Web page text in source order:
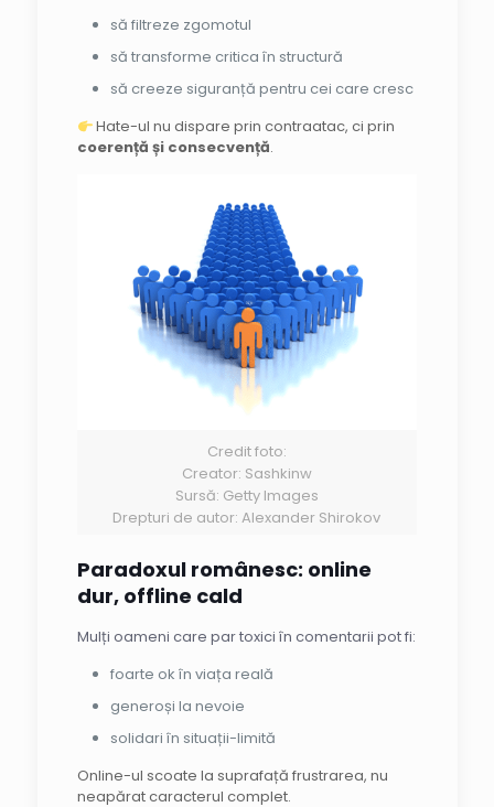
să filtreze zgomotul
să transforme critica în structură
să creeze siguranță pentru cei care cresc
Hate-ul nu dispare prin contraatac, ci prin
coerență și consecvență.
Credit foto:
Creator: Sashkinw
Sursă: Getty Images
Drepturi de autor: Alexander Shirokov
Paradoxul românesc: online
dur, offline cald
Mulți oameni care par toxici în comentarii pot fi:
foarte ok în viața reală
generoși la nevoie
solidari în situații-limită
Online-ul scoate la suprafață frustrarea, nu
neapărat caracterul complet.